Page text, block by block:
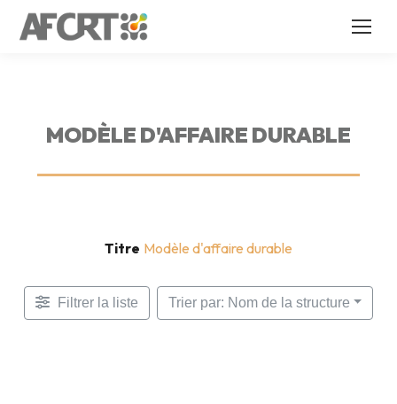
MODÈLE D'AFFAIRE DURABLE
Titre Modèle d'affaire durable
Filtrer la liste Trier par: Nom de la structure